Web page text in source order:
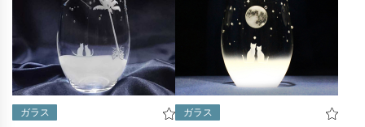
ガラス ガラス